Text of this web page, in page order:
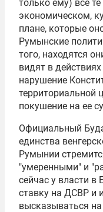
только ему) все
экономическом,
плане, которые
Румынские
того, находятся
видят в
нарушение
территориальной
покушение на ее
Официальный
единства
Румынии
"умеренными" и
сейчас у власти
ставку на ДСВР и
высказываться